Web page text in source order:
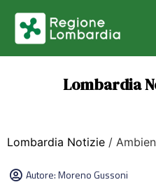
Lombardia
Lombardia Notizie /
Autore:Moreno Gussoni